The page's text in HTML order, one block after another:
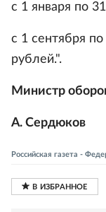
с 1 января по
с 1 сентября
рублей.".
Министр
А. Сердюков
Российская газета -